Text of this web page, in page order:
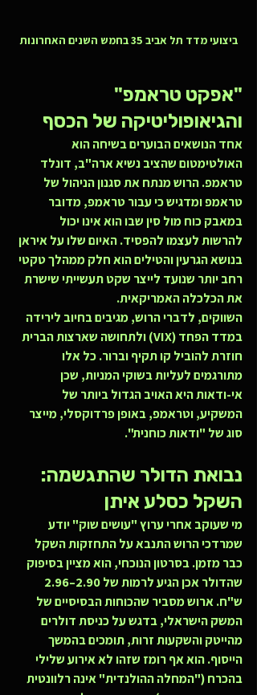
ביצועי מדד תל אביב 35 בחמש השנים האחרונות
"אפקט טראמפ"
והגיאופוליטיקה של הכסף
אחד הנושאים הבוערים בשיחה הוא
האולטימטום שהציב נשיא ארה"ב, דונלד
טראמפ. הרוש מנתח את סגנון הניהול של
טראמפ ומדגיש כי עבור טראמפ, מדובר
במאבק כוח מול סין שבו הוא אינו יכול
להרשות לעצמו להפסיד. האיום שלו על איראן
בנושא הגרעין והטילים הוא חלק ממהלך טקטי
רחב יותר שנועד לייצר שקט תעשייתי שישרת
את הכלכלה האמריקאית.
השווקים, לדברי הרוש, מגיבים בחיוב לירידה
במדד הפחד (VIX) ולתחושה שארצות הברית
חוזרת להוביל קו תקיף וברור. כל אלו
מתורגמים לעליות בשוקי המניות, שכן
אי-ודאות היא האויב הגדול ביותר של
המשקיע, וטראמפ, באופן פרדוקסלי, מייצר
סוג של "ודאות כוחנית".
נבואת הדולר שהתגשמה:
השקל כסלע איתן
מי שעוקב אחרי ערוץ "עושים שוק" יודע
שמרדכי הרוש התנבא על התחזקות השקל
כבר מזמן. בסרטון הנוכחי, הוא מציין בסיפוק
ש"ח. ארוש מסביר שהכוחות הבסיסיים של
המשק הישראלי, בדגש על כניסת דולרים
מהייטק והשקעות זרות, תומכים בהמשך
הייסוף. הוא אף רומז שזהו לא אירוע שלילי
בהכרח ("המחלה ההולנדית" אינה רלוונטית